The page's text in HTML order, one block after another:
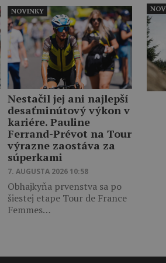
Nestačil jej ani najlepší
desaťminútový výkon v
kariére. Pauline
Ferrand-Prévot na Tour
výrazne zaostáva za
súperkami
7. AUGUSTA 2026 10:58
Obhajkyňa prvenstva sa po
šiestej etape Tour de France
Femmes…
NOVINKY